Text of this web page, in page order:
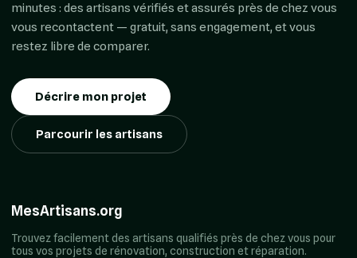
minutes : des artisans vérifiés et assurés près de chez vous
vous recontactent — gratuit, sans engagement, et vous
restez libre de comparer.
Décrire mon projet
Parcourir les artisans
MesArtisans.org
Trouvez facilement des artisans qualifiés près de chez vous pour
tous vos projets de rénovation, construction et réparation.